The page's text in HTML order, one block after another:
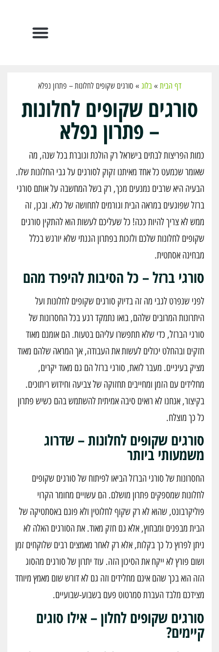
דף הבית » בלוג » סורגים שקופים לחלונות – פתרון נפלא
סורגים שקופים לחלונות
– פתרון נפלא
כמות הפריצות לבתים בישראל רק הולכת וגוברת בכל שנה, מה
שאומר שכמעט כל אחד מאיתנו זקוק לסורגים על גבי החלונות שלו.
הבעיה היא שרבים נמנעים מכך, רק בשל המחשבה על אותם סורגי
ברזל שפוגעים במראה הבית וגורמים לתחושה של כלא. ובכן, זה
ממש לא צריך להיות ככה! כל שעליכם לעשות הוא להתקין סורגים
שקופים לחלונות שלכם ולזכות בפתרון הגנתי שלא יורגש בכלל
מבחינה אסתטית.
סורגי ברזל – כל הסיבות להיפרד מהם
לפני שנפרט לגבי מה זה בדיוק סורגים שקופים לחלונות ועל
היתרונות המרובים שלהם, בואו נתמקד רגע בכל החסרונות של
סורגי הברזל, כדי שלא תתפשרו עליהם בטעות. הם אומנם מאוד
חזקים ובהחלט יכולים לעשות את העבודה, אך המראה שלהם מאוד
מציק בעיניים. מעבר לזאת, סורגי ברזל הם גם מאוד יקרים,
מחלידים עם הזמן ומחייבים תחזוקה של צביעה וחידוש ריתוכים.
בקיצור, אנחנו לא רואים סיבה אמיתית להשתמש בהם כשיש פתרון
כל כך מוצלח.
סורגים שקופים לחלונות – שדרוג
משמעותי ביותר
החסרונות של סורגי הברזל הביאו לפיתוח של סורגים שקופים
לחלונות שמספקים פתרון מושלם. הם עשויים מחומר הקרוי
פוליקרבונט, שהוא לא רק שקוף לחלוטין ולא פוגם באסתטיקה של
הבית מבפנים ומבחוץ, אלא גם חזק מאוד. את הסורגים האלה לא
ניתן לפרוץ כל כך בקלות, אלא רק לאחר מאמצים רבים שלוקחים זמן
ושום פורץ לא ייקח את הסיכון הזה. עוד יתרון של סורגים מהסוג
הזה הוא בכך שהם אינם מחלידים וזה גם לא דורש שום מאמץ מיוחד
מצידכם מלבד העברת סמרטוט פעם בשבוע-שבועיים.
סורגים שקופים לחלון – אילו סוגים
קיימים?